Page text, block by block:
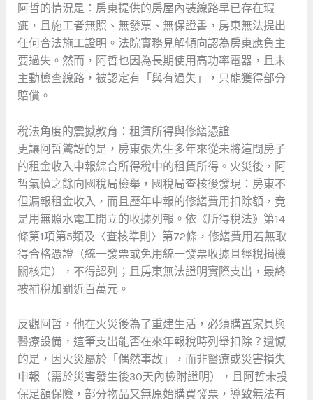
阿哲的情況是：房東提供的房屋內裝線路早已存在瑕
疵，且施工者無照、無發票、無保證書，房東無法提出
任何合法施工證明。法院實務見解傾向認為房東應負主
要過失。然而，阿哲也因為長期使用高功率電器，且未
主動檢查線路，被認定有「與有過失」，只能獲得部分
賠償。
稅法角度的震撼教育：租賃所得與修繕憑證
更讓阿哲驚訝的是，房東張先生多年來從未將這間房子
的租金收入申報綜合所得稅中的租賃所得。火災後，阿
哲氣憤之餘向國稅局檢舉，國稅局查核後發現：房東不
但漏報租金收入，而且歷年申報的修繕費用扣除額，竟
是用無照水電工開立的收據列報。依《所得稅法》第14
條第1項第5類及〈查核準則〉第72條，修繕費用若無取
得合格憑證（統一發票或免用統一發票收據且經稅捐機
關核定），不得認列；且房東無法證明實際支出，最終
被補稅加罰近百萬元。
反觀阿哲，他在火災後為了重建生活，必須購置家具與
醫療設備，這筆支出能否在來年報稅時列舉扣除？遺憾
的是，因火災屬於「偶然事故」，而非醫療或災害損失
申報（需於災害發生後30天內檢附證明），且阿哲未投
保足額保險，部分物品又無原始購買發票，導致無法有